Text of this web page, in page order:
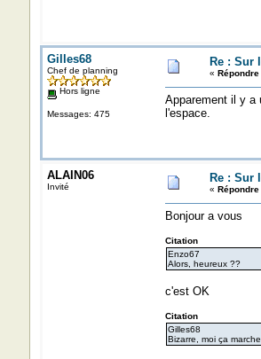
Gilles68
Chef de planning
Hors ligne
Messages: 475
Re : Sur
«
Apparement il y a
l'espace.
ALAIN06
Invité
Re : Sur
«
Bonjour a vous
Citation
Enzo67
Alors, heureux ??
c'est OK
Citation
Gilles68
Bizarre, moi ça